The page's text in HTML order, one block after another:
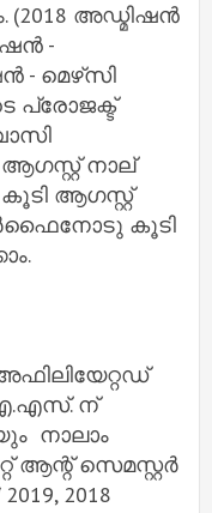
(2018 അഡ്മിഷൻ
-
- മെഴ്‌സി
ആഗസ്റ്റ് നാല്
ആഗസ്റ്റ്
കൂടി
ന്
നാലാം
ആന്റ് സെമസ്റ്റർ
2018